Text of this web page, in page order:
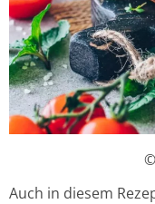
Auch in diesem